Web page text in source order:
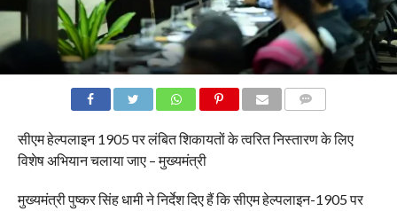
सीएम हेल्पलाइन 1905 पर लंबित शिकायतों के त्वरित निस्तारण के लिए
विशेष अभियान चलाया जाए – मुख्यमंत्री
मुख्यमंत्री पुष्कर सिंह धामी ने निर्देश दिए हैं कि सीएम हेल्पलाइन-1905 पर